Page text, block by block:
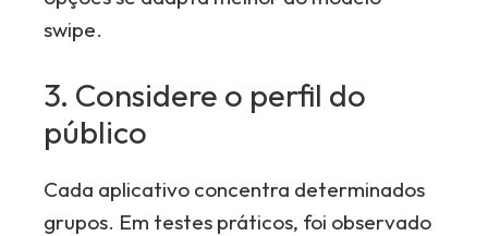
swipe.
3. Considere o perfil do
público
Cada aplicativo concentra determinados
grupos. Em testes práticos, foi observado